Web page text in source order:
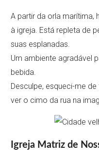
A partir da orla marítima,
à igreja. Está repleta de
suas esplanadas.
Um ambiente agradável
bebida.
Desculpe, esqueci-me
ver o cimo da rua na
Igreja Matriz de